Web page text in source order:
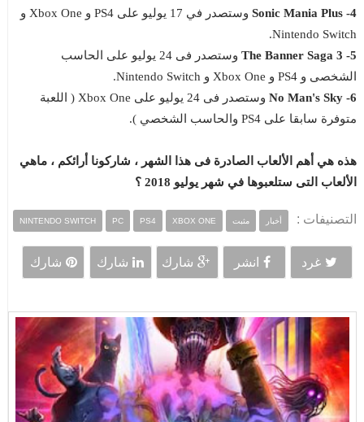
4- Sonic Mania Plus
وستصدر في 17 يوليو على PS4 و Xbox One و
Nintendo Switch.
5- The Banner Saga 3
وستصدر فى 24 يوليو على الحاسب
الشخصى و PS4 و Xbox One و Nintendo Switch.
6- No Man's Sky
وستصدر فى 24 يوليو على Xbox One ( اللعبة
متوفرة سابقا على PS4 والحاسب الشخصي ).
هذه هي أهم الألعاب الصادرة فى هذا الشهر ، شاركونا أرائكم ، ماهي
الألعاب التى ستلعبوها في شهر يوليو 2018 ؟
التصنيفات : أخبار مثبت NINTENDO SWITCH PC PS4 XBOX ONE
غرد انشر شارك شارك شارك